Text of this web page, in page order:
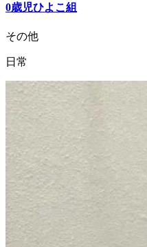
0歳児ひよこ組
その他
日常